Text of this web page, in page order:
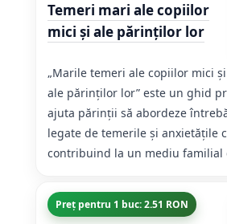
Temeri mari ale copiilor
mici și ale părinților lor
„Marile temeri ale copiilor mici și
ale părinților lor” este un ghid
ajuta părinții să abordeze
legate de temerile și anxietățile
contribuind la un mediu familial
Preț pentru 1 buc: 2.51 RON